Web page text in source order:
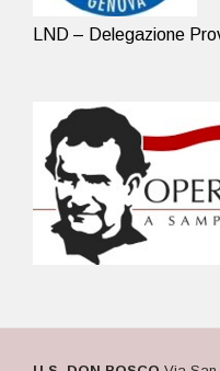
LND – Delegazione